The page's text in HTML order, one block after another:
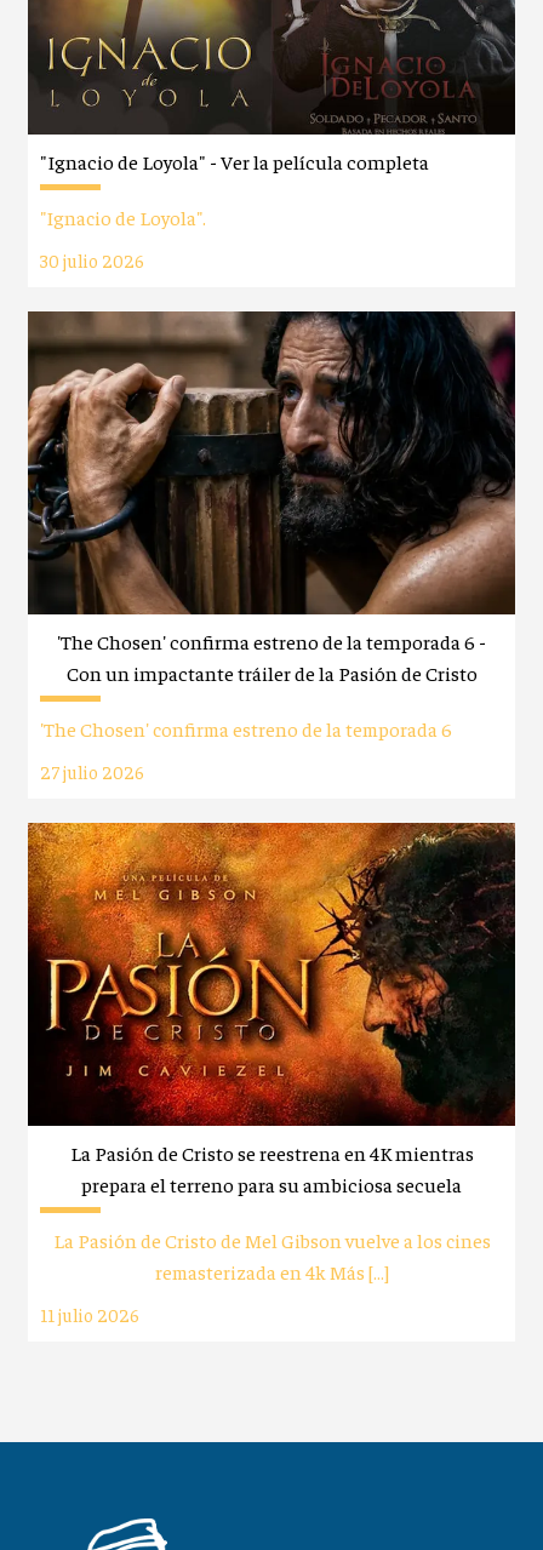
"Ignacio de Loyola" - Ver la película completa
"Ignacio de Loyola".
30 julio 2026
'The Chosen' confirma estreno de la temporada 6 -
Con un impactante tráiler de la Pasión de Cristo
'The Chosen' confirma estreno de la temporada 6
27 julio 2026
La Pasión de Cristo se reestrena en 4K mientras
prepara el terreno para su ambiciosa secuela
La Pasión de Cristo de Mel Gibson vuelve a los cines
remasterizada en 4k Más […]
11 julio 2026